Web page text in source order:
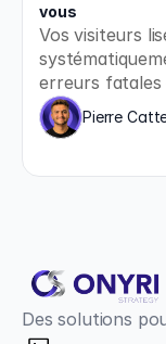
vous
Vos visiteurs
erreurs
comment les
Pierre
Des solutions